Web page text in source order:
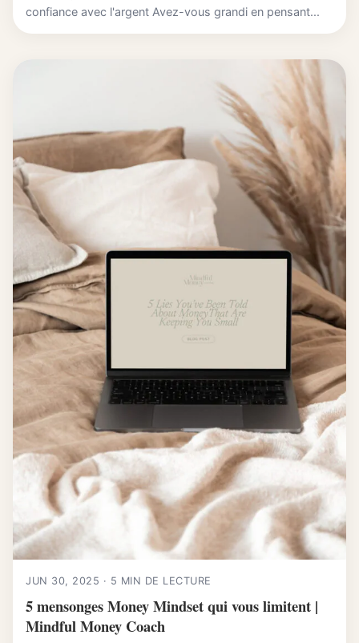
confiance avec l'argent Avez-vous grandi en pensant...
JUN 30, 2025 · 5 MIN DE LECTURE
5 mensonges Money Mindset qui vous limitent |
Mindful Money Coach